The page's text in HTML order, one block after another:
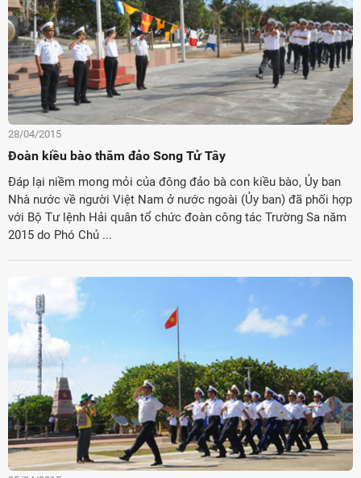
28/04/2015
Đoàn kiều bào thăm đảo Song Tử Tây
Đáp lại niềm mong mỏi của đông đảo bà con kiều bào, Ủy ban
Nhà nước về người Việt Nam ở nước ngoài (Ủy ban) đã phối hợp
với Bộ Tư lệnh Hải quân tổ chức đoàn công tác Trường Sa năm
2015 do Phó Chủ ...